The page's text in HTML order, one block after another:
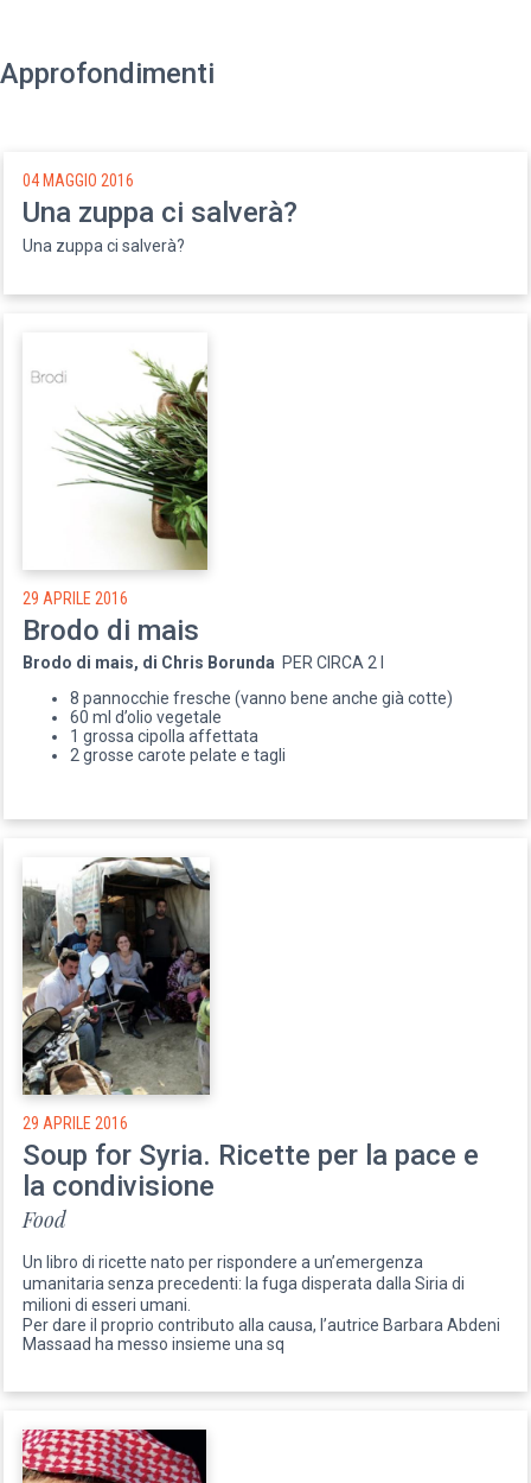
Approfondimenti
04 MAGGIO 2016
Una zuppa ci salverà?
Una zuppa ci salverà?
29 APRILE 2016
Brodo di mais
Brodo di mais, di Chris Borunda PER CIRCA 2 l
8 pannocchie fresche (vanno bene anche già cotte)
60 ml d’olio vegetale
1 grossa cipolla affettata
2 grosse carote pelate e tagli
29 APRILE 2016
Soup for Syria. Ricette per la pace e
la condivisione
Food
Un libro di ricette nato per rispondere a un’emergenza
umanitaria senza precedenti: la fuga disperata dalla Siria di
milioni di esseri umani.
Per dare il proprio contributo alla causa, l’autrice Barbara Abdeni
Massaad ha messo insieme una sq